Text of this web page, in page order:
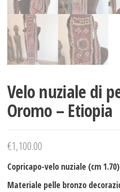
Velo nuziale di
Oromo – Etiopia
€1,100.00
Copricapo-velo nuziale (cm 1.70)
Materiale pelle bronzo